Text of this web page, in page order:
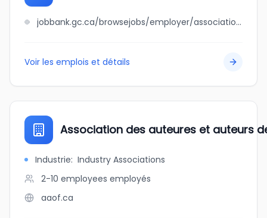
jobbank.gc.ca/browsejobs/employer/association+d%27entraide+le+cha%C3%AEnon+inc./ca
Voir les emplois et détails
Association des auteures et auteurs
Industrie: Industry Associations
2-10 employees employés
aaof.ca